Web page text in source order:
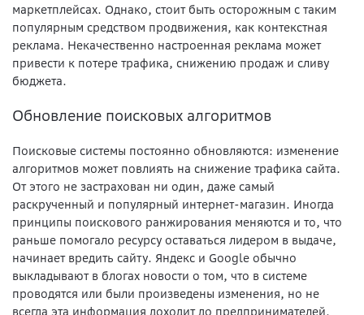
маркетплейсах. Однако, стоит быть осторожным с таким
популярным средством продвижения, как контекстная
реклама. Некачественно настроенная реклама может
привести к потере трафика, снижению продаж и сливу
бюджета.
Обновление поисковых алгоритмов
Поисковые системы постоянно обновляются: изменение
алгоритмов может повлиять на снижение трафика сайта.
От этого не застрахован ни один, даже самый
раскрученный и популярный интернет-магазин. Иногда
принципы поискового ранжирования меняются и то, что
раньше помогало ресурсу оставаться лидером в выдаче,
начинает вредить сайту. Яндекс и Google обычно
выкладывают в блогах новости о том, что в системе
проводятся или были произведены изменения, но не
всегда эта информация доходит до предпринимателей.